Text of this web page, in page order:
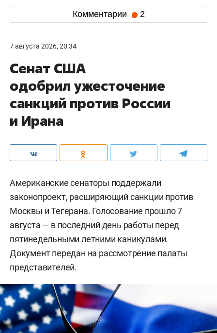
Комментарии 2
7 августа 2026, 20:34
Сенат США
одобрил ужесточение
санкций против России
и Ирана
Американские сенаторы поддержали
законопроект, расширяющий санкции против
Москвы и Тегерана. Голосование прошло 7
августа — в последний день работы перед
пятинедельными летними каникулами.
Документ передан на рассмотрение палаты
представителей.